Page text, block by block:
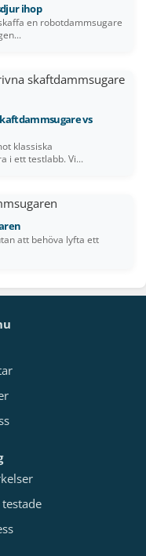
ihop
en robotdammsugare
vs
klassiska
i ett testlabb. Vi...
att behöva lyfta ett